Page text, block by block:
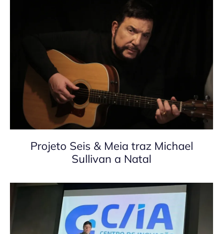
Projeto Seis & Meia traz Michael
Sullivan a Natal